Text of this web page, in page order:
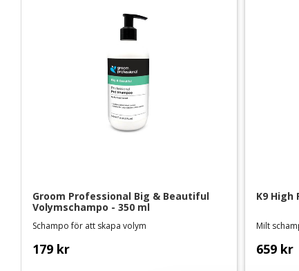
Groom Professional Big & Beautiful
Volymschampo - 350 ml
Schampo för att skapa volym
179 kr
K9 High
Milt
659 kr